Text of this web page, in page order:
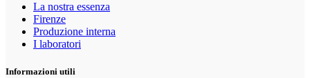
La nostra essenza
Firenze
Produzione interna
I laboratori
Informazioni utili